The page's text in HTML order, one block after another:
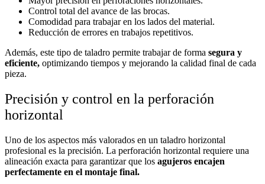
Control total del avance de las brocas.
Comodidad para trabajar en los lados del material.
Reducción de errores en trabajos repetitivos.
Además, este tipo de taladro permite trabajar de forma segura y
eficiente, optimizando tiempos y mejorando la calidad final de cada
pieza.
Precisión y control en la perforación
horizontal
Uno de los aspectos más valorados en un taladro horizontal
profesional es la precisión. La perforación horizontal requiere una
alineación exacta para garantizar que los agujeros encajen
perfectamente en el montaje final.